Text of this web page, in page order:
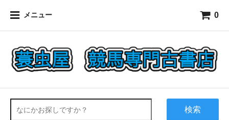
メニュー 0
検索